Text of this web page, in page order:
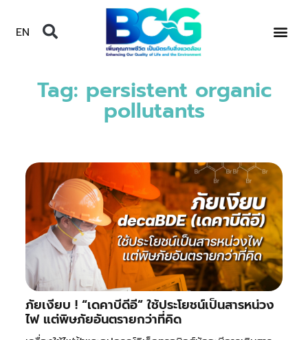
EN
Tag: persistent organic
pollutants
ภัยเงียบ ! “เดคาบีดีอี” ใช้ประโยชน์เป็นสารหน่วง
ไฟ แต่พิษภัยอันตรายกว่าที่คิด